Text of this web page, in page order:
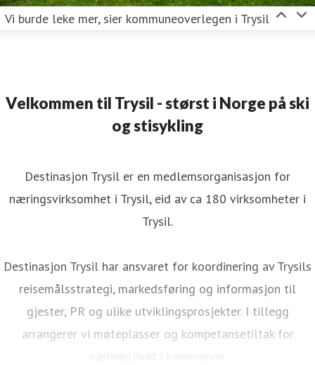
Vi burde leke mer, sier kommuneoverlegen i Trysil
Velkommen til Trysil - størst i Norge på ski
og stisykling
Destinasjon Trysil er en medlemsorganisasjon for
næringsvirksomhet i Trysil, eid av ca 180 virksomheter i
Trysil.
Destinasjon Trysil har ansvaret for koordinering av Trysils
reisemålsstrategi, markedsføring og informasjon til
gjester, PR og ulike utviklingsprosjekter. I tillegg
arrangerer vi møteplasser og kompetansetiltak for
næringslivet i kommunen.